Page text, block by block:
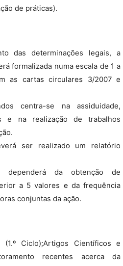
de práticas).
das determinações legais, a
formalizada numa escala de 1 a
as cartas circulares 3/2007 e
centra-se na assiduidade,
e na realização de trabalhos
ser realizado um relatório
da obtenção de
a 5 valores e da frequência
conjuntas da ação.
(1.º Ciclo);Artigos Científicos e
recentes acerca da